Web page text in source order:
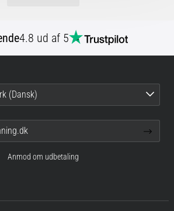
4.8 ud af 5
(Dansk)
Anmod om udbetaling